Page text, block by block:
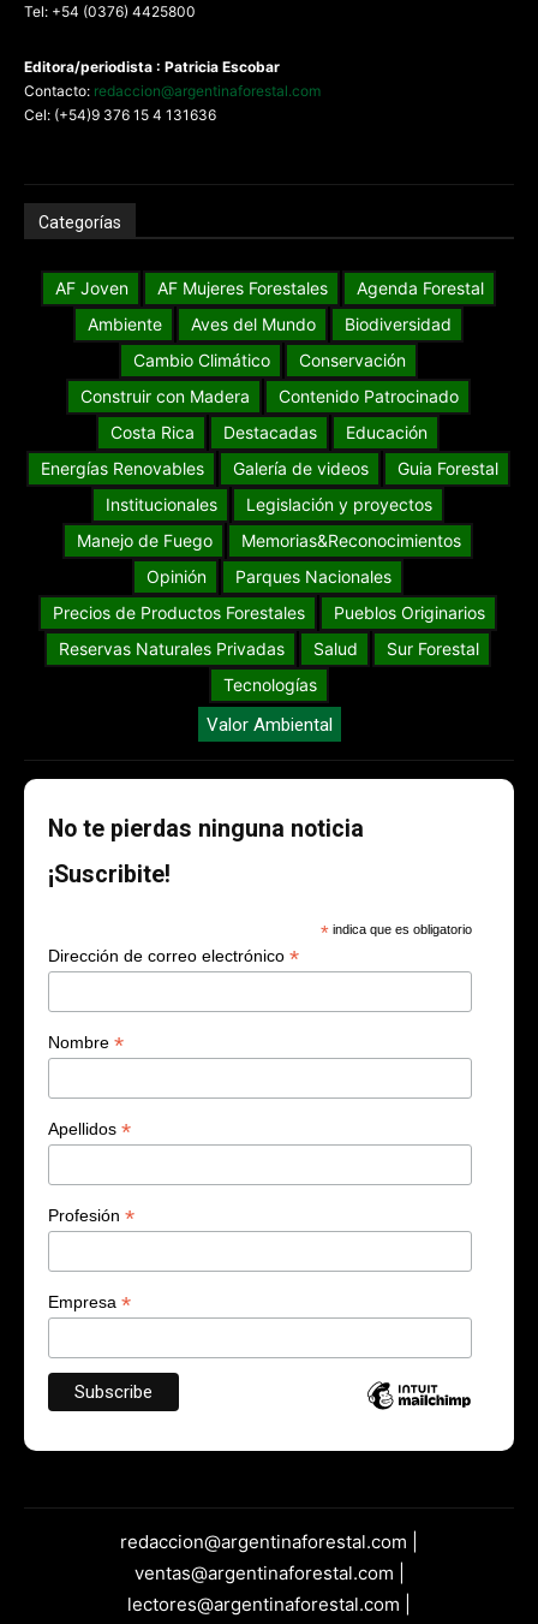
Tel: +54 (0376) 4425800
Editora/periodista : Patricia Escobar
Contacto: redaccion@argentinaforestal.com
Cel: (+54)9 376 15 4 131636
Categorías
AF Joven AF Mujeres Forestales
Agenda Forestal
Ambiente
Aves del Mundo
Biodiversidad
Cambio Climático
Conservación
Construir con Madera
Contenido Patrocinado
Costa Rica
Destacadas
Educación
Energías Renovables
Galería de videos
Guia Forestal
Institucionales
Legislación y proyectos
Manejo de Fuego
Memorias&Reconocimientos
Opinión
Parques Nacionales
Precios de Productos Forestales
Pueblos Originarios
Reservas Naturales Privadas
Salud
Sur Forestal
Tecnologías
Valor Ambiental
No te pierdas ninguna noticia
¡Suscribite!
* indica que es obligatorio
Dirección de correo electrónico *
Nombre *
Apellidos *
Profesión *
Empresa *
redaccion@argentinaforestal.com |
ventas@argentinaforestal.com |
lectores@argentinaforestal.com |